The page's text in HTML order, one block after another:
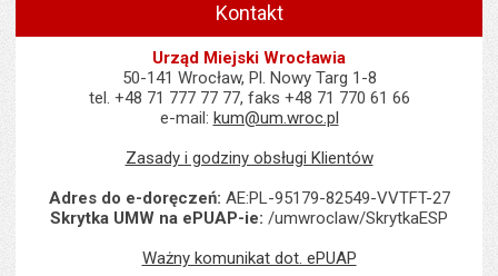
Kontakt
Urząd Miejski Wrocławia
50-141 Wrocław, Pl. Nowy Targ 1-8
tel. +48 71 777 77 77, faks +48 71 770 61 66
e-mail: kum@um.wroc.pl
Zasady i godziny obsługi Klientów
Adres do e-doręczeń: AE:PL-95179-82549-VVTFT-27
Skrytka UMW na ePUAP-ie: /umwroclaw/SkrytkaESP
Ważny komunikat dot. ePUAP